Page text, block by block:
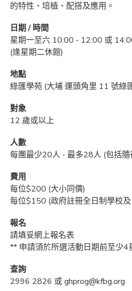
的特性、培植、配搭及應用。
日期 / 時間
星期一至六 10:00 - 12:00 或
(逢星期二休館)
地點
綠匯學苑 (大埔 運頭角里 11 號綠
對象
12 歲或以上
人數
每團最少20人 - 最多28人 (包括隨
費用
每位$200 (大小同價)
每位$150 (政府註冊全日制學校
報名
請填妥網上報名表
** 申請須於所選活動日期前至少4
查詢
2996 2826 或 ghprog@kfbg.org